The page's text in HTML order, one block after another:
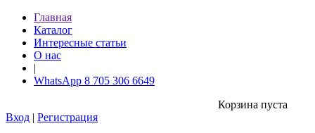
Главная
Каталог
Интересные статьи
О нас
|
WhatsApp 8 705 306 6649
Корзина пуста
Вход | Регистрация